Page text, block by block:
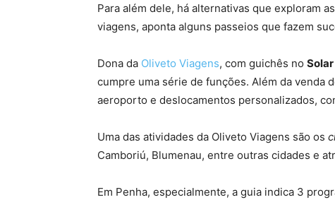
Para além dele, há alternativas que exploram
viagens, aponta alguns passeios que fazem
Dona da Oliveto Viagens, com guichês no
cumpre uma série de funções. Além da venda
aeroporto e deslocamentos personalizados,
Uma das atividades da Oliveto Viagens são os
Camboriú, Blumenau, entre outras cidades e
Em Penha, especialmente, a guia indica 3